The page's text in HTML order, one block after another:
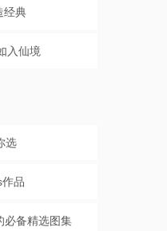
经典
入仙境
选
品
必备精选图集